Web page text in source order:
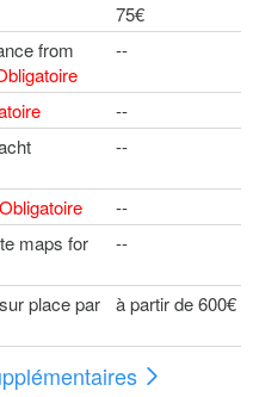
75€
from
--
--
--
Obligatoire
--
maps for
--
place par
à partir de 600€